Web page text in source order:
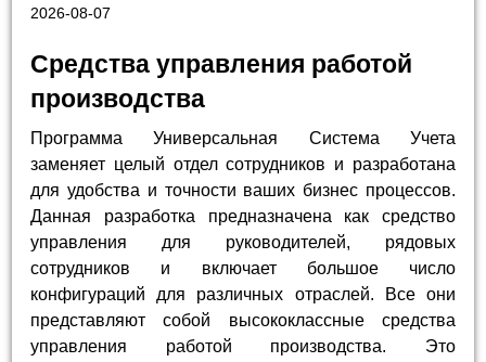
2026-08-07
Средства управления работой
производства
Программа Универсальная Система Учета
заменяет целый отдел сотрудников и разработана
для удобства и точности ваших бизнес процессов.
Данная разработка предназначена как средство
управления для руководителей, рядовых
сотрудников и включает большое число
конфигураций для различных отраслей. Все они
представляют собой высококлассные средства
управления работой производства. Это